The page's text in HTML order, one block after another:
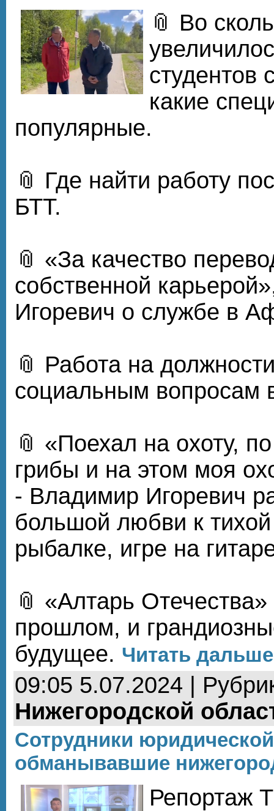
📎 Во
студентов
какие
популярные.
📎 Где найти работу
БТТ.
📎 «За качество
собственной
Игоревич о службе в
📎 Работа на
социальным вопросам
📎 «Поехал на охоту,
грибы и на этом моя
- Владимир Игоревич
большой любви к
рыбалке, игре на
📎 «Алтарь
прошлом, и
будущее. Читать
09:05 5.07.2024 |
Нижегородской
Сотрудники
обманывавшие
Репортаж